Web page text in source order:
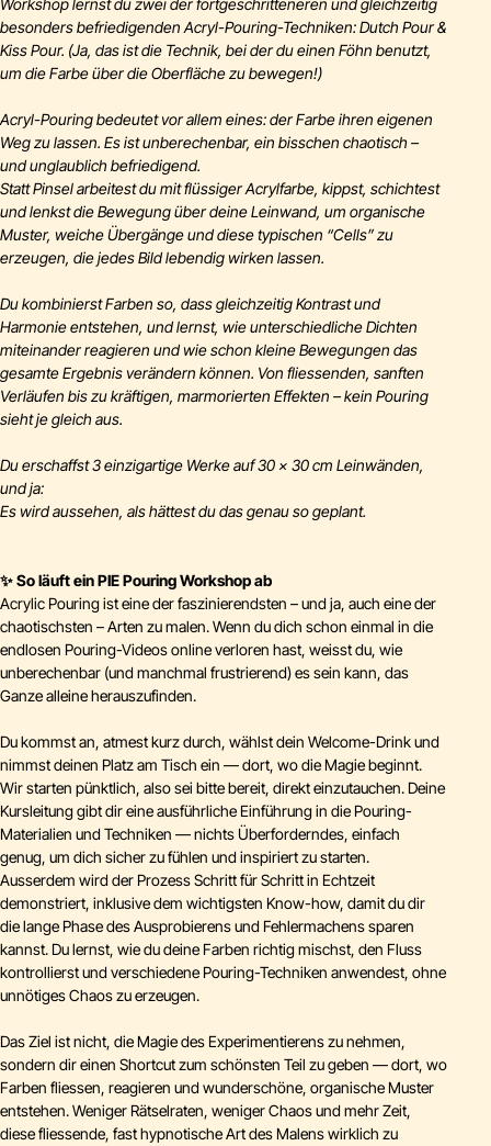
Workshop lernst du zwei der fortgeschritteneren und gleichzeitig
besonders befriedigenden Acryl-Pouring-Techniken: Dutch Pour &
Kiss Pour. (Ja, das ist die Technik, bei der du einen Föhn benutzt,
um die Farbe über die Oberfläche zu bewegen!)
Acryl-Pouring bedeutet vor allem eines: der Farbe ihren eigenen
Weg zu lassen. Es ist unberechenbar, ein bisschen chaotisch –
und unglaublich befriedigend.
Statt Pinsel arbeitest du mit flüssiger Acrylfarbe, kippst, schichtest
und lenkst die Bewegung über deine Leinwand, um organische
Muster, weiche Übergänge und diese typischen “Cells” zu
erzeugen, die jedes Bild lebendig wirken lassen.
Du kombinierst Farben so, dass gleichzeitig Kontrast und
Harmonie entstehen, und lernst, wie unterschiedliche Dichten
miteinander reagieren und wie schon kleine Bewegungen das
gesamte Ergebnis verändern können. Von fliessenden, sanften
Verläufen bis zu kräftigen, marmorierten Effekten – kein Pouring
sieht je gleich aus.
Du erschaffst 3 einzigartige Werke auf 30 × 30 cm Leinwänden,
und ja:
Es wird aussehen, als hättest du das genau so geplant.
✨ So läuft ein PIE Pouring Workshop ab
Acrylic Pouring ist eine der faszinierendsten – und ja, auch eine der
chaotischsten – Arten zu malen. Wenn du dich schon einmal in die
endlosen Pouring-Videos online verloren hast, weisst du, wie
unberechenbar (und manchmal frustrierend) es sein kann, das
Ganze alleine herauszufinden.
Du kommst an, atmest kurz durch, wählst dein Welcome-Drink und
nimmst deinen Platz am Tisch ein — dort, wo die Magie beginnt.
Wir starten pünktlich, also sei bitte bereit, direkt einzutauchen. Deine
Kursleitung gibt dir eine ausführliche Einführung in die Pouring-
Materialien und Techniken — nichts Überforderndes, einfach
genug, um dich sicher zu fühlen und inspiriert zu starten.
Ausserdem wird der Prozess Schritt für Schritt in Echtzeit
demonstriert, inklusive dem wichtigsten Know-how, damit du dir
die lange Phase des Ausprobierens und Fehlermachens sparen
kannst. Du lernst, wie du deine Farben richtig mischst, den Fluss
kontrollierst und verschiedene Pouring-Techniken anwendest, ohne
unnötiges Chaos zu erzeugen.
Das Ziel ist nicht, die Magie des Experimentierens zu nehmen,
sondern dir einen Shortcut zum schönsten Teil zu geben — dort, wo
Farben fliessen, reagieren und wunderschöne, organische Muster
entstehen. Weniger Rätselraten, weniger Chaos und mehr Zeit,
diese fliessende, fast hypnotische Art des Malens wirklich zu